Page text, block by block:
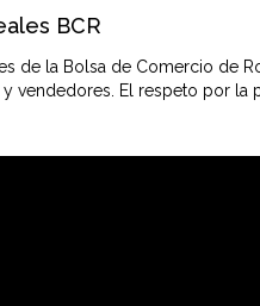
BCR
de la Bolsa de Comercio de
vendedores. El respeto por la